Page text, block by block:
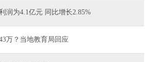
润为4.1亿元 同比增长2.85%
万？当地教育局回应